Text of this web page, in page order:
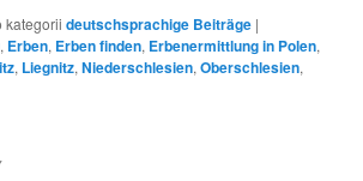
kategorii deutschsprachige Beiträge |
, Erben, Erben finden, Erbenermittlung in Polen,
, Liegnitz,Niederschlesien,Oberschlesien,